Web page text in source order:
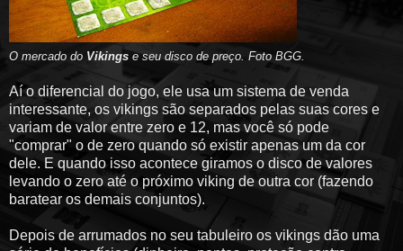
O mercado do Vikings e seu disco de preço . Foto BGG.
Aí o diferencial do jogo, ele usa um sistema de venda
interessante, os vikings são separados pelas suas cores e
variam de valor entre zero e 12, mas você só pode
"comprar" o de zero quando só existir apenas um da cor
dele. E quando isso acontece giramos o disco de valores
levando o zero até o próximo viking de outra cor (fazendo
baratear os demais conjuntos).
Depois de arrumados no seu tabuleiro os vikings dão uma